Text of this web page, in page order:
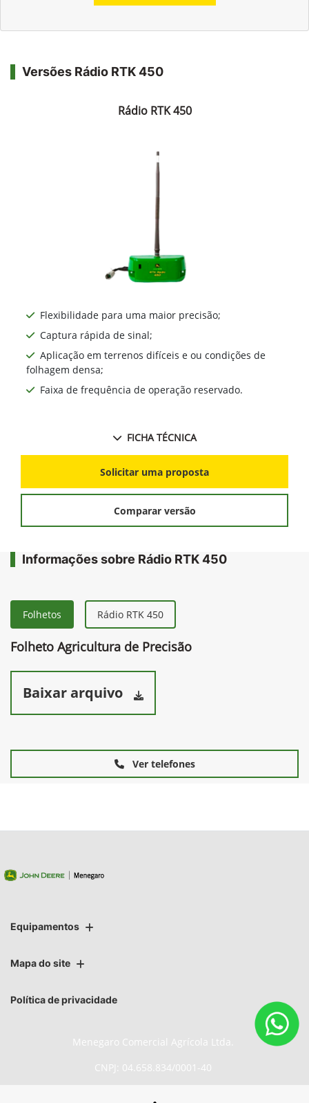
Versões Rádio RTK 450
Rádio RTK 450
Flexibilidade para uma maior precisão;
Captura rápida de sinal;
Aplicação em terrenos difíceis e ou condições de
folhagem densa;
Faixa de frequência de operação reservado.
FICHA TÉCNICA
Solicitar uma proposta
Comparar versão
Informações sobre Rádio RTK 450
Folhetos Rádio RTK 450
Folheto Agricultura de Precisão
Baixar arquivo
Ver telefones
Equipamentos
Mapa do site
Política de privacidade
Menegaro Comercial Agrícola Ltda.
CNPJ: 04.658.834/0001-40